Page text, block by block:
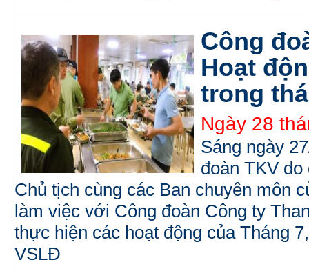
Công
Hoạt
trong
Ngày 28
Sáng ngày
đoàn TKV
Chủ tịch cùng các Ban chuyên môn
làm việc với Công đoàn Công ty
thực hiện các hoạt động của Tháng
VSLĐ